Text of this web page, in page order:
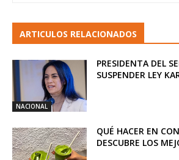
ARTICULOS RELACIONADOS
NACIONAL
PRESIDENTA DEL
SUSPENDER LEY
QUÉ HACER EN
DESCUBRE LOS